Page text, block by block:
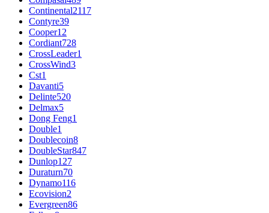
Continental2117
Contyre39
Cooper12
Cordiant728
CrossLeader1
CrossWind3
Cst1
Davanti5
Delinte520
Delmax5
Dong Feng1
Double1
Doublecoin8
DoubleStar847
Dunlop127
Duraturn70
Dynamo116
Ecovision2
Evergreen86